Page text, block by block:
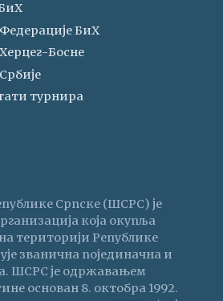
БиХ
Босне
турнира
Српске (ШСРС) је
која окупља
територији Републике
званична појединачна и
ШСРС је одржавањем
основан 8. октобра 1992.